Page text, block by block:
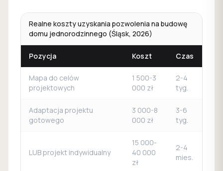
Realne koszty uzyskania pozwolenia na budowę
domu jednorodzinnego (Śląsk, 2026)
Pozycja Koszt Czas
Mapa do celów
projektowych
1 500-3
000 zł
2-4
tyg.
Adaptacja projektu
gotowego
3 000-8
000 zł
3-6
tyg.
LUB projekt indywidualny
15 000-
40 000
zł
2-4
mies.